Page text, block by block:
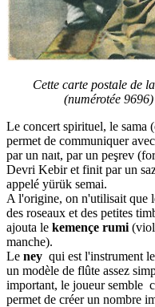
Cette carte postale de
(numérotée
Le concert spirituel, le sama
permet de communiquer
par un naıt, par un peşrev
Devri Kebir et finit par un
appelé yürük semai.
A l'origine, on n'utilisait que
des roseaux et des petites
ajouta le kemençe rumi
manche).
Le ney qui est l'instrument
un modèle de flûte assez
important, le joueur semble
permet de créer un nombre